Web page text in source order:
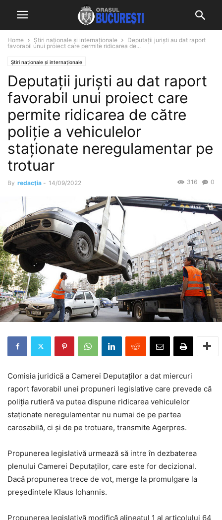
Home Știri naționale și internaționale
Deputații juriști au dat raport
favorabil unui proiect care permite ridicarea de...
Știri naționale și internaționale
Deputații juriști au dat raport
favorabil unui proiect care
permite ridicarea de către
poliţie a vehiculelor
staţionate neregulamentar pe
trotuar
By redacția - 14/09/2022 0
316
Comisia juridică a Camerei Deputaţilor a dat miercuri
raport favorabil unei propuneri legislative care prevede că
poliţia rutieră va putea dispune ridicarea vehiculelor
staţionate neregulamentar nu numai de pe partea
carosabilă, ci şi de pe trotuare, transmite Agerpres.
Propunerea legislativă urmează să intre în dezbaterea
plenului Camerei Deputaţilor, care este for decizional.
Dacă propunerea trece de vot, merge la promulgare la
președintele Klaus Iohannis.
Propunerea legislativă modifică alineatul 1 al articolului 64